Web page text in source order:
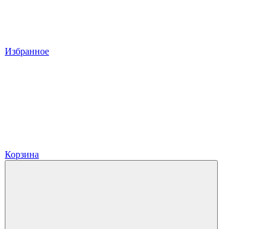
Избранное
Корзина